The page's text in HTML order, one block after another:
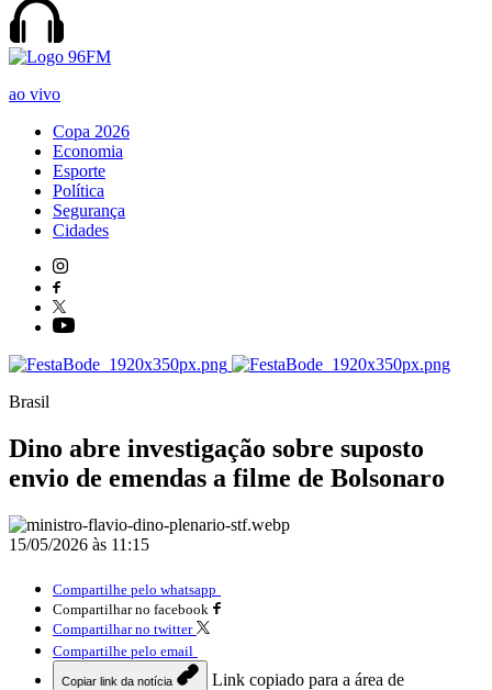
ao vivo
Copa 2026
Economia
Esporte
Política
Segurança
Cidades
Brasil
Dino abre investigação sobre suposto
envio de emendas a filme de Bolsonaro
15/05/2026 às 11:15
Compartilhe pelo whatsapp
Compartilhar no facebook
Compartilhar no twitter
Compartilhe pelo email
Copiar link da notícia
Link copiado para a área de